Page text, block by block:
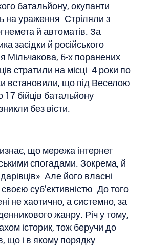
батальйону, окупанти
на ураження. Стріляли з
й автоматів. За
засідки й російського
Мільчакова, 6-х поранених
стратили на місці. 4 роки по
встановили, що під Веселою
бійців батальйону
без вісти.
що мережа інтернет
спогадами. Зокрема, й
Але його власні
своєю суб’єктивністю. До того
не хаотично, а системно, за
жанру. Річ у тому,
історик, тож беручи до
що і в якому порядку